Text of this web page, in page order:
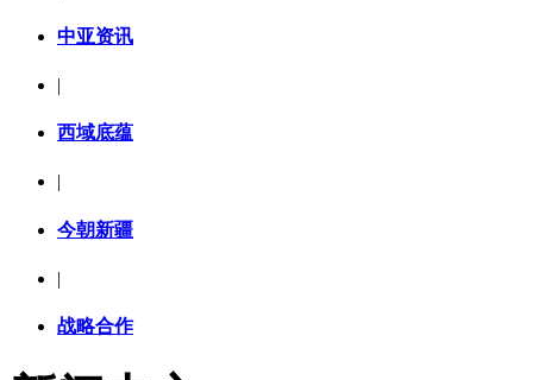
中亚资讯
|
西域底蕴
|
今朝新疆
|
战略合作